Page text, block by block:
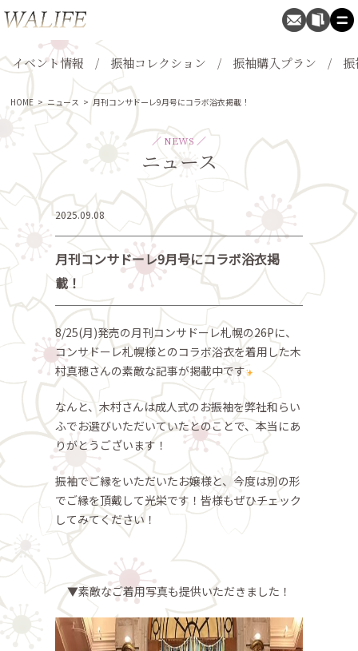
イベント情報 振袖コレクション 振袖購入プラン 振
HOME > ニュース > 月刊コンサドーレ9月号にコラボ浴衣掲載！
／ NEWS ／
ニュース
2025.09.08
月刊コンサドーレ9月号にコラボ浴衣掲
載！
8/25(月)発売の月刊コンサドーレ札幌の26Pに、
コンサドーレ札幌様とのコラボ浴衣を着用した木
村真穂さんの素敵な記事が掲載中です
なんと、木村さんは成人式のお振袖を弊社和らい
ふでお選びいただいていたとのことで、本当にあ
りがとうございます！
振袖でご縁をいただいたお嬢様と、今度は別の形
でご縁を頂戴して光栄です！皆様もぜひチェック
してみてください！
▼素敵なご着用写真も提供いただきました！